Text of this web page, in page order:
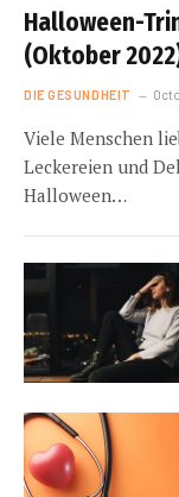
Halloween-
(Oktober
DIE GESUNDHEIT
Viele Menschen
Leckereien und
Halloween…